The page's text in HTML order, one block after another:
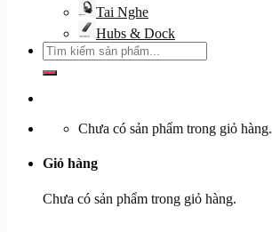
Tai Nghe
Hubs & Dock
Tìm
kiếm:
Chưa có sản phẩm trong giỏ hàng.
Giỏ hàng
Chưa có sản phẩm trong giỏ hàng.